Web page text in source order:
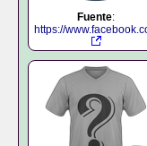
Fuente:
https://